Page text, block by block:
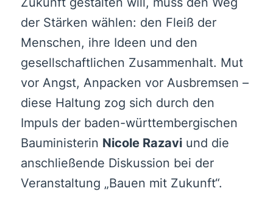
der Stärken wählen: den Fleiß der
Menschen, ihre Ideen und den
gesellschaftlichen Zusammenhalt. Mut
vor Angst, Anpacken vor Ausbremsen –
diese Haltung zog sich durch den
Impuls der baden-württembergischen
Bauministerin Nicole Razaviund die
anschließende Diskussion bei der
Veranstaltung „Bauen mit Zukunft“.